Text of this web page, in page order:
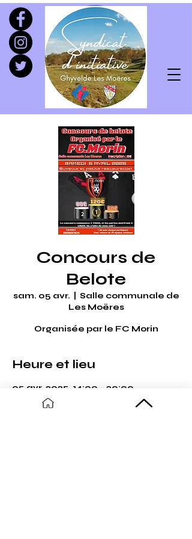
Concours de
Belote
sam. 05 avr.
Salle communale de
Les Moëres
Organisée par le FC Morin
Heure et lieu
05 avr. 2025, 14:00 – 20:00
Salle communale de Les Moëres,
Grand Place, 59122 Ghyvelde,